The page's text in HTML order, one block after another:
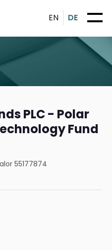
EN DE
PLC - Polar
Fund
55177874